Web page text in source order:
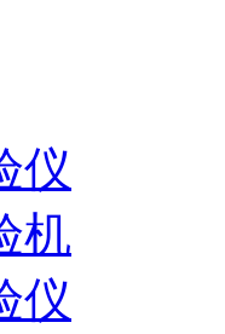
仪
机
仪